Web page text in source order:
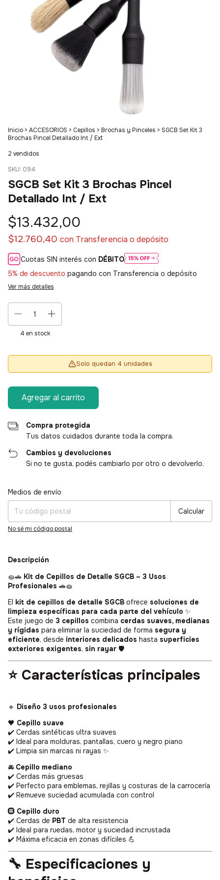
Inicio > ACCESORIOS > Cepillos > Brochas y Pinceles > SGCB Set Kit 3
Brochas Pincel Detallado Int / Ext
2 vendidos
SKU: 094
SGCB Set Kit 3 Brochas Pincel
Detallado Int / Ext
$13.432,00
$12.760,40 con Transferencia o depósito
Cuotas SIN interés con DÉBITO
5% de descuento pagando con Transferencia o depósito
Ver más detalles
4 en stock
Solo quedan 4 unidades
Compra protegida
Tus datos cuidados durante toda la compra.
Cambios y devoluciones
Si no te gusta, podés cambiarlo por otro o devolverlo.
Entregas para el CP:
Medios de envío
Calcular
No sé mi código postal
Descripción
🧽🚗 Kit de Cepillos de Detalle SGCB – 3 Usos
Profesionales 🚗🧽
El kit de cepillos de detalle SGCB ofrece soluciones de
limpieza específicas para cada parte del vehículo ✨
Este juego de 3 cepillos combina cerdas suaves, medianas
y rígidas para eliminar la suciedad de forma segura y
eficiente, desde interiores delicados hasta superficies
exteriores exigentes, sin rayar 🛡️
⭐ Características principales
🔹 Diseño 3 usos profesionales
🖤 Cepillo suave
✔️ Cerdas sintéticas ultra suaves
✔️ Ideal para molduras, pantallas, cuero y negro piano
✔️ Limpia sin marcas ni rayas ✨
🚘 Cepillo mediano
✔️ Cerdas más gruesas
✔️ Perfecto para emblemas, rejillas y costuras de la carrocería
✔️ Remueve suciedad acumulada con control
🛞 Cepillo duro
✔️ Cerdas de PBT de alta resistencia
✔️ Ideal para ruedas, motor y suciedad incrustada
✔️ Máxima eficacia en zonas difíciles 💪
🔧 Especificaciones y